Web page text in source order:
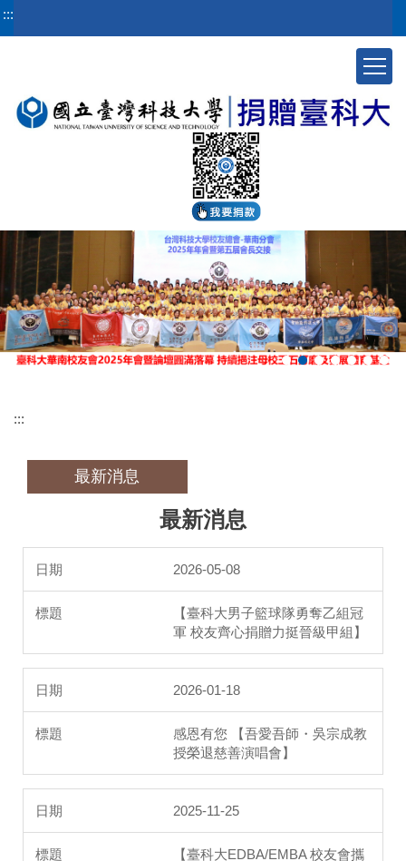
跳
到
容
:::
:::
最新消息
最新消息
2026-05-08
【臺科大男子籃球隊勇奪乙組冠
軍 校友齊心捐贈力挺晉級甲組】
2026-01-18
感恩有您 【吾愛吾師・吳宗成教
授榮退慈善演唱會】
2025-11-25
【臺科大EDBA/EMBA 校友會攜